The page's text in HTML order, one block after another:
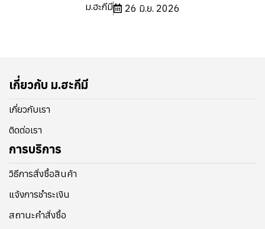
ม.ฮะกีมี
26 มิ.ย. 2026
เกี่ยวกับ ม.ฮะกีมี
เกี่ยวกับเรา
ติดต่อเรา
การบริการ
วิธีการสั่งซื้อสินค้า
แจ้งการชำระเงิน
สถานะคำสั่งซื้อ